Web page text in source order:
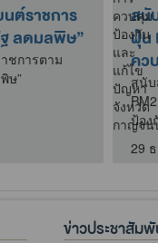
สนับสนุนให้ความ
ฝุ่น PM2.5 และแน
ควบคุม ป้องกันและ
สนับสนุนให้ความรู้ส
PM2.5 และแนวทาง
ป้องกันและแก้ไขปัญ
ข่าวประชาสัม